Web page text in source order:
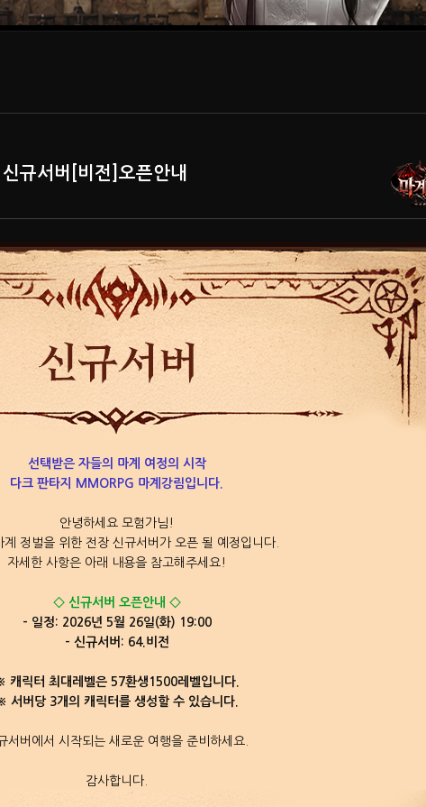
규서버[비전]오픈안내
선택받은 자들의 마계 여정의 시작
다크 판타지 MMORPG 마계강림입니다.
안녕하세요 모험가님!
계 정벌을 위한 전장 신규서버가 오픈 될 예정입니다.
자세한 사항은 아래 내용을 참고해주세요!
◇ 신규서버 오픈안내 ◇
- 일정: 2026년 5월 26일(화) 19:00
- 신규서버: 64.비전
캐릭터 최대레벨은 57환생1500레벨입니다.
서버당 3개의 캐릭터를 생성할 수 있습니다.
서버에서 시작되는 새로운 여행을 준비하세요.
감사합니다.